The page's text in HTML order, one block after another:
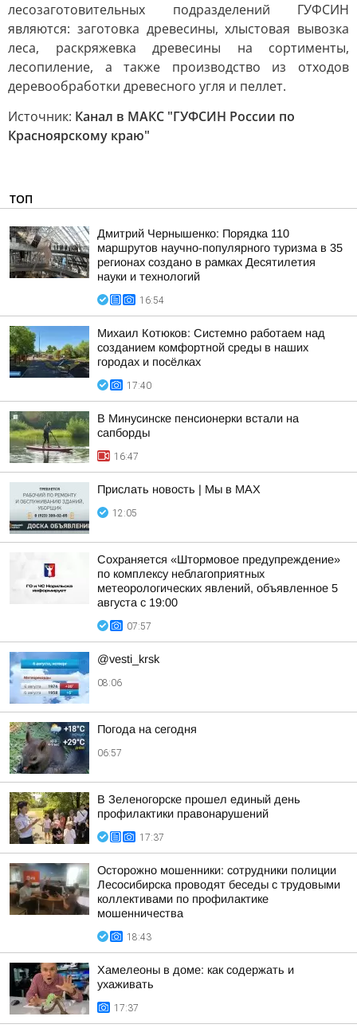
лесозаготовительных подразделений ГУФСИН
являются: заготовка древесины, хлыстовая вывозка
леса, раскряжевка древесины на сортименты,
лесопиление, а также производство из отходов
деревообработки древесного угля и пеллет.
Источник: Канал в МАКС "ГУФСИН России по
Красноярскому краю"
ТОП
Дмитрий Чернышенко: Порядка 110
маршрутов научно-популярного туризма в 35
регионах создано в рамках Десятилетия
науки и технологий
16:54
Михаил Котюков: Системно работаем над
созданием комфортной среды в наших
городах и посёлках
17:40
В Минусинске пенсионерки встали на
сапборды
16:47
Прислать новость | Мы в MAX
12:05
Сохраняется «Штормовое предупреждение»
по комплексу неблагоприятных
метеорологических явлений, объявленное 5
августа с 19:00
07:57
@vesti_krsk
08:06
Погода на сегодня
06:57
В Зеленогорске прошел единый день
профилактики правонарушений
17:37
Осторожно мошенники: сотрудники полиции
Лесосибирска проводят беседы с трудовыми
коллективами по профилактике
мошенничества
18:43
Хамелеоны в доме: как содержать и
ухаживать
17:37